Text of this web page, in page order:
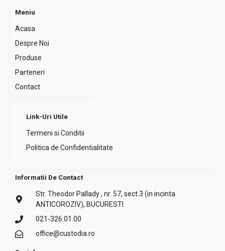
Meniu
Acasa
Despre Noi
Produse
Parteneri
Contact
Link-Uri Utile
Termeni si Conditii
Politica de Confidentialitate
Informatii De Contact
Str. Theodor Pallady , nr. 57, sect.3 (in incinta
ANTICOROZIV), BUCURESTI
021-326.01.00
office@custodia.ro